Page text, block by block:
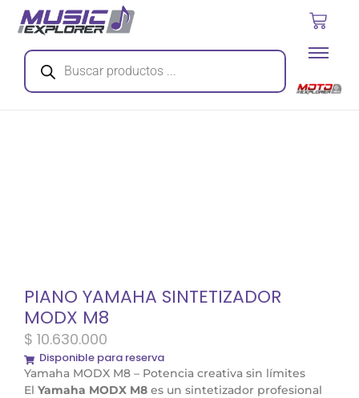
PIANO YAMAHA SINTETIZADOR
MODX M8
$ 10.630.000
Disponible para reserva
Yamaha MODX M8 – Potencia creativa sin límites
El Yamaha MODX M8 es un sintetizador profesional